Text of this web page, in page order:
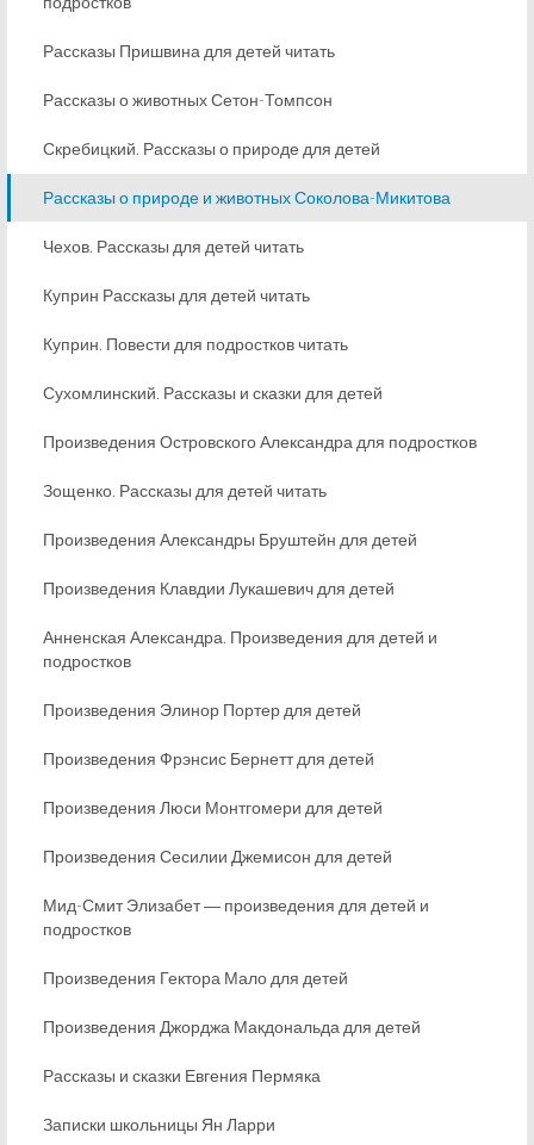
Рассказы Пришвина для детей читать
Рассказы о животных Сетон-Томпсон
Скребицкий. Рассказы о природе для детей
Рассказы о природе и животных Соколова-Микитова
Чехов. Рассказы для детей читать
Куприн Рассказы для детей читать
Куприн. Повести для подростков читать
Сухомлинский. Рассказы и сказки для детей
Произведения Островского Александра для подростков
Зощенко. Рассказы для детей читать
Произведения Александры Бруштейн для детей
Произведения Клавдии Лукашевич для детей
Анненская Александра. Произведения для детей и
подростков
Произведения Элинор Портер для детей
Произведения Фрэнсис Бернетт для детей
Произведения Люси Монтгомери для детей
Произведения Сесилии Джемисон для детей
Мид-Смит Элизабет ― произведения для детей и
подростков
Произведения Гектора Мало для детей
Произведения Джорджа Макдональда для детей
Рассказы и сказки Евгения Пермяка
Записки школьницы Ян Ларри